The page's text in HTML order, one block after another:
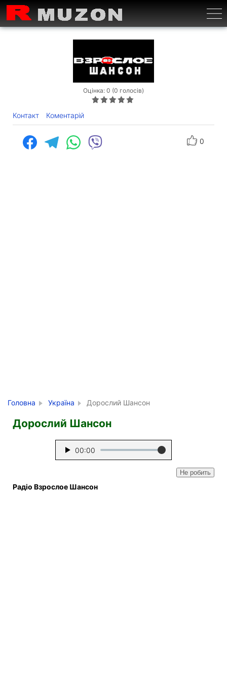
Оцінка: 0 (0 голосів)
Контакт Коментарій
0
Головна Україна Дорослий Шансон
Дорослий Шансон
00:00
Не робить
Радіо Взрослое Шансон